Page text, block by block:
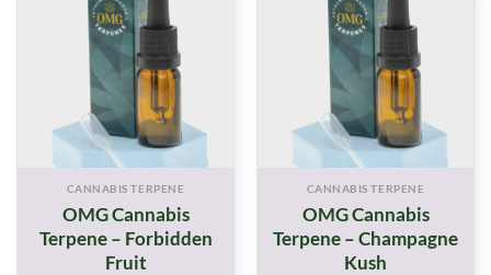
CANNABIS TERPENE
OMG Cannabis
Terpene – Forbidden
Fruit
CANNABIS TERPENE
OMG Cannabis
Terpene – Champagne
Kush